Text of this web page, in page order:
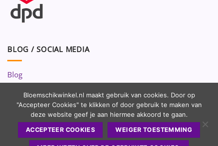
BLOG / SOCIAL MEDIA
Blog
Volg ons op:
Bloemschikwinkel.nl maakt gebruik van cookies. Door op
"Accepteer Cookies" te klikken of door gebruik te maken van
deze website geef je aan hiermee akkoord te gaan.
ACCEPTEER COOKIES WEIGER TOESTEMMING